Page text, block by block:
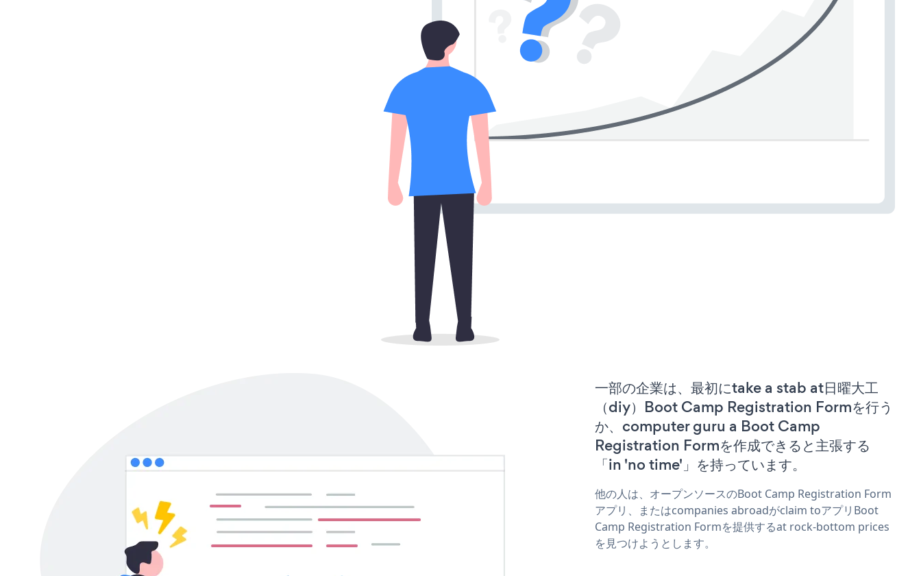
一部の企業は、最初にtake a stab at日曜大工
（diy）Boot Camp Registration Formを行う
か、computer guru a Boot Camp
Registration Formを作成できると主張する
「in 'no time'」を持っています。
他の人は、オープンソースのBoot Camp Registration Form
アプリ、またはcompanies abroadがclaim toアプリBoot
Camp Registration Formを提供するat rock-bottom prices
を見つけようとします。